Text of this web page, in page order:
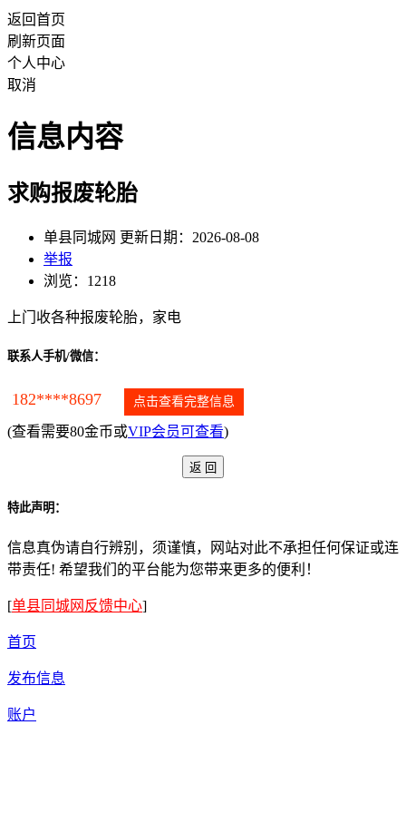
返回首页
刷新页面
个人中心
取消
信息内容
求购报废轮胎
单县同城网 更新日期：2026-08-08
举报
浏览：1218
上门收各种报废轮胎，家电
联系人手机/微信：
182****8697 点击查看完整信息
(查看需要80金币或VIP会员可查看)
特此声明：
信息真伪请自行辨别，须谨慎，网站对此不承担任何保证或连
带责任! 希望我们的平台能为您带来更多的便利！
[单县同城网反馈中心]
首页
发布信息
账户